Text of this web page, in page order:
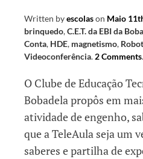
Written byescolason Maio
brinquedo,C.E.T. da EBI da
Conta, HDE, magnetismo, Robot
Videoconferência. 2 Comments.
O Clube de Educação
Bobadela propôs em
atividade de engenho,
que a TeleAula seja um
saberes e partilha de